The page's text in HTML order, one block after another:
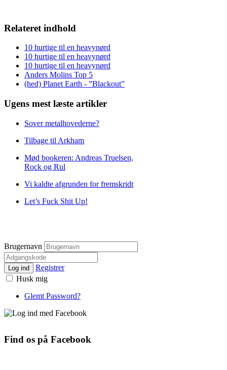
Relateret indhold
10 hurtige til en heavynørd
10 hurtige til en heavynørd
10 hurtige til en heavynørd
Anders Molins Top 5
(hed) Planet Earth - ”Blackout”
Ugens mest læste artikler
Sover metalhovederne?
Tilbage til Arkham
Mød bookeren: Andreas Truelsen,
Rock og Rul
Vi kaldte afgrunden for fremskridt
Let’s Fuck Shit Up!
Brugernavn
Log ind
Registrer
Husk mig
Glemt Password?
Find os på Facebook